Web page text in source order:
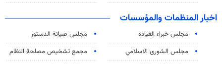
اخبار المنظمات والمؤسسات
مجلس خبراء القيادة
مجلس صيانة الدستور
مجلس الشورى الاسلامي
مجمع تشخيص مصلحة النظام